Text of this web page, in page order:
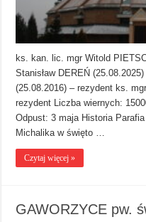
ks. kan. lic. mgr Witold
Stanisław DEREŃ
(25.08.2016) – rezydent ks.
rezydent Liczba wiernych:
Odpust: 3 maja Historia
Michalika w święto …
Czytaj więcej »
GAWORZYCE pw.